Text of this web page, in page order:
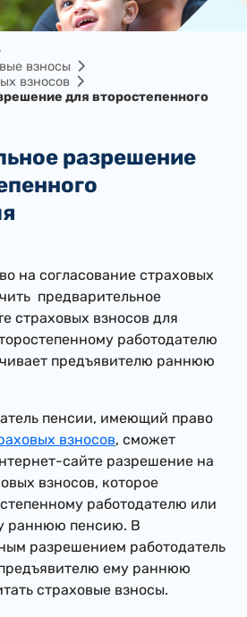
взносы
взносов
для второстепенного
на согласование страховых
предварительное
страховых взносов для
работодателю
предъявителю раннюю
пенсии, имеющий право
взносов, сможет
сайте разрешение на
взносов, которое
работодателю или
раннюю пенсию. В
разрешением работодатель
предъявителю ему раннюю
страховые взносы.